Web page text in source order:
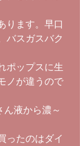
ります。早口
バスガスバク
ポップスに生
ノが違うので
ん液から濃～
ったのはダイ